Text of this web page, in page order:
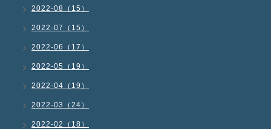
2022-08（15）
2022-07（15）
2022-06（17）
2022-05（19）
2022-04（19）
2022-03（24）
2022-02（18）